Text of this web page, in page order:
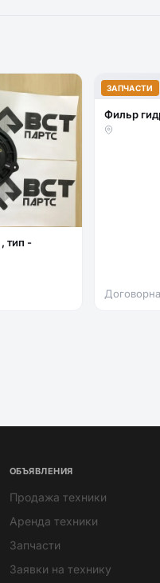
ЗАПЧАСТИ
Фильр
ОБЪЯВЛЕНИЯ
Продажа техники
Аренда техники
Запчасти
Заявки на технику